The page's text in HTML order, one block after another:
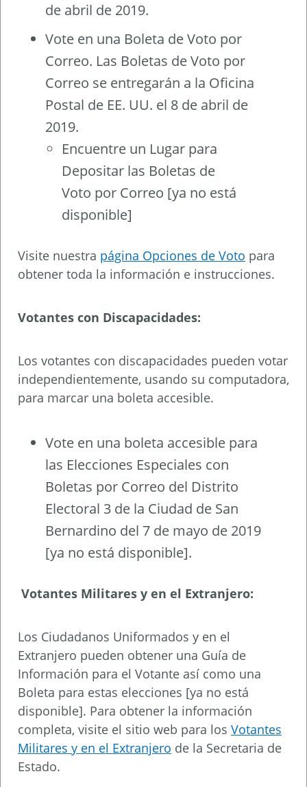
de abril de 2019.
Vote en una Boleta de Voto por
Correo. Las Boletas de Voto por
Correo se entregarán a la Oficina
Postal de EE. UU. el 8 de abril de
2019.
Encuentre un Lugar para
Depositar las Boletas de
Voto por Correo [ya no está
disponible]
Visite nuestra página Opciones de Voto para
obtener toda la información e instrucciones.
Votantes con Discapacidades:
Los votantes con discapacidades pueden votar
independientemente, usando su computadora,
para marcar una boleta accesible.
Vote en una boleta accesible para
las Elecciones Especiales con
Boletas por Correo del Distrito
Electoral 3 de la Ciudad de San
Bernardino del 7 de mayo de 2019
[ya no está disponible].
Votantes Militares y en el Extranjero:
Los Ciudadanos Uniformados y en el
Extranjero pueden obtener una Guía de
Información para el Votante así como una
Boleta para estas elecciones [ya no está
disponible]. Para obtener la información
completa, visite el sitio web para los Votantes
Militares y en el Extranjero de la Secretaria de
Estado.